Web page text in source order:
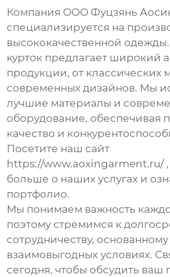
Компания ООО Фуцзянь
специализируется на
высококачественной
курток предлагает широкий
продукции, от классических
современных дизайнов. Мы
лучшие материалы и
оборудование, обеспечивая
качество и
Посетите наш сайт
https://www.aoxingarment.ru/
больше о наших услугах и
портфолио.
Мы понимаем важность
поэтому стремимся к
сотрудничеству,
взаимовыгодных условиях.
сегодня, чтобы обсудить ваш